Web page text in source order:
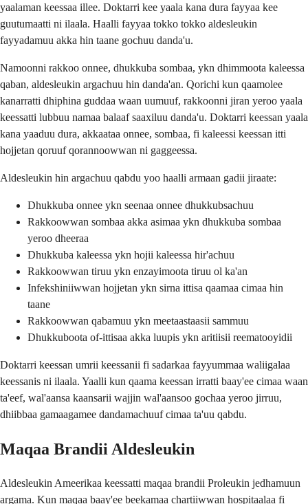
yaalaman keessaa illee. Doktarri kee yaala kana dura fayyaa kee
guutumaatti ni ilaala. Haalli fayyaa tokko tokko aldesleukin
fayyadamuu akka hin taane gochuu danda'u.
Namoonni rakkoo onnee, dhukkuba sombaa, ykn dhimmoota kaleessa
qaban, aldesleukin argachuu hin danda'an. Qorichi kun qaamolee
kanarratti dhiphina guddaa waan uumuuf, rakkoonni jiran yeroo yaala
keessatti lubbuu namaa balaaf saaxiluu danda'u. Doktarri keessan yaala
kana yaaduu dura, akkaataa onnee, sombaa, fi kaleessi keessan itti
hojjetan qoruuf qorannoowwan ni gaggeessa.
Aldesleukin hin argachuu qabdu yoo haalli armaan gadii jiraate:
Dhukkuba onnee ykn seenaa onnee dhukkubsachuu
Rakkoowwan sombaa akka asimaa ykn dhukkuba sombaa
yeroo dheeraa
Dhukkuba kaleessa ykn hojii kaleessa hir'achuu
Rakkoowwan tiruu ykn enzayimoota tiruu ol ka'an
Infekshiniiwwan hojjetan ykn sirna ittisa qaamaa cimaa hin
taane
Rakkoowwan qabamuu ykn meetaastaasii sammuu
Dhukkuboota of-ittisaa akka luupis ykn aritiisii reematooyidii
Doktarri keessan umrii keessanii fi sadarkaa fayyummaa waliigalaa
keessanis ni ilaala. Yaalli kun qaama keessan irratti baay'ee cimaa waan
ta'eef, wal'aansa kaansarii wajjin wal'aansoo gochaa yeroo jirruu,
dhiibbaa gamaagamee dandamachuuf cimaa ta'uu qabdu.
Maqaa Brandii Aldesleukin
Aldesleukin Ameerikaa keessatti maqaa brandii Proleukin jedhamuun
argama. Kun maqaa baay'ee beekamaa chartiiwwan hospitaalaa fi